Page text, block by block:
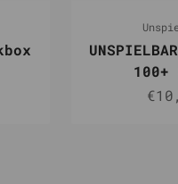
100+